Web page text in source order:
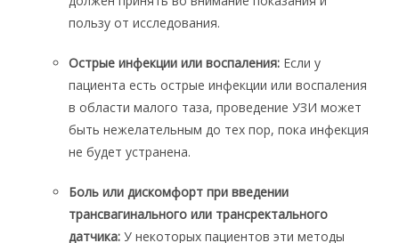
пользу от исследования.
Острые инфекции или воспаления: Если у
пациента есть острые инфекции или воспаления
в области малого таза, проведение УЗИ может
быть нежелательным до тех пор, пока инфекция
не будет устранена.
Боль или дискомфорт при введении
трансвагинального или трансректального
датчика: У некоторых пациентов эти методы